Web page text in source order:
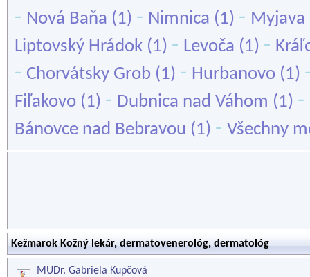
- Nová Baňa (1) - Nimnica (1) - Myjava
Liptovský Hrádok (1) - Levoča (1) -
- Chorvátsky Grob (1) - Hurbanovo (1)
Fiľakovo (1) - Dubnica nad Váhom (1) -
Bánovce nad Bebravou (1) - Všechny
Kežmarok Kožný lekár, dermatovenerológ, dermatológ
MUDr. Gabriela Kupčová